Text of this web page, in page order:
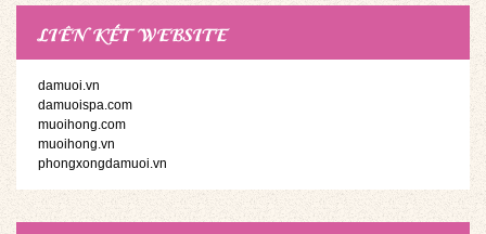
LIÊN KẾT WEBSITE
damuoi.vn
damuoispa.com
muoihong.com
muoihong.vn
phongxongdamuoi.vn